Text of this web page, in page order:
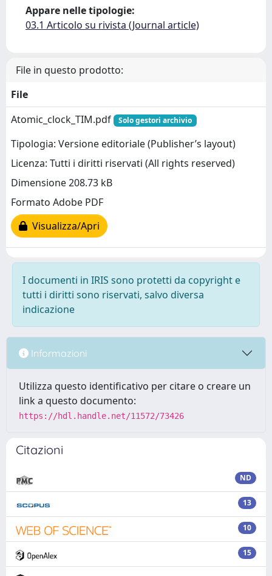
Appare nelle tipologie:
03.1 Articolo su rivista (Journal article)
File in questo prodotto:
File
Atomic_clock_TIM.pdf
Solo gestori archivio
Tipologia: Versione editoriale (Publisher’s layout)
Licenza: Tutti i diritti riservati (All rights reserved)
Dimensione 208.73 kB
Formato Adobe PDF
Visualizza/Apri
I documenti in IRIS sono protetti da copyright e
tutti i diritti sono riservati, salvo diversa
indicazione
Informazioni
Utilizza questo identificativo per citare o creare un
link a questo documento:
https://hdl.handle.net/11572/73426
Citazioni
ND
13
10
15